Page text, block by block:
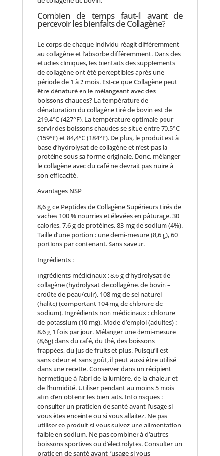
Combien de temps faut-il avant de
percevoir les bienfaits de Collagène?
Le corps de chaque individu réagit différemment
au collagène et l’absorbe différemment. Dans des
étudies cliniques, les bienfaits des suppléments
de collagène ont été perceptibles après une
période de 1 à 2 mois. Est-ce que Collagène peut
être dénaturé en le mélangeant avec des
boissons chaudes? La température de
dénaturation du collagène tiré de bovin est de
219,4°C (427°F). La température optimale pour
servir des boissons chaudes se situe entre 70,5°C
(159°F) et 84,4°C (184°F). De plus, le produit est à
base d’hydrolysat de collagène et n’est pas la
protéine sous sa forme originale. Donc, mélanger
le collagène avec du café ne devrait pas nuire à
son efficacité.
Avantages NSP
8,6 g de Peptides de Collagène Supérieurs tirés de
vaches 100 % nourries et élevées en pâturage. 30
calories, 7,6 g de protéines, 83 mg de sodium (4%).
Taille d’une portion : une demi-mesure (8,6 g), 60
portions par contenant. Sans saveur.
Ingrédients :
Ingrédients médicinaux : 8,6 g d’hydrolysat de
collagène (hydrolysat de collagène, de bovin –
croûte de peau/cuir), 108 mg de sel naturel
(halite) (comportant 104 mg de chlorure de
sodium). Ingrédients non médicinaux : chlorure
de potassium (10 mg). Mode d’emploi (adultes) :
8,6 g 1 fois par jour. Mélanger une demi-mesure
(8,6g) dans du café, du thé, des boissons
frappées, du jus de fruits et plus. Puisqu’il est
sans odeur et sans goût, il peut aussi être utilisé
dans une recette. Conserver dans un récipient
hermétique à l’abri de la lumière, de la chaleur et
de l’humidité. Utiliser pendant au moins 5 mois
afin d’en obtenir les bienfaits. Info risques :
consulter un praticien de santé avant l’usage si
vous êtes enceinte ou si vous allaitez. Ne pas
utiliser ce produit si vous suivez une alimentation
faible en sodium. Ne pas combiner à d’autres
boissons sportives ou d’électrolytes. Consulter un
praticien de santé avant l’usage si vous